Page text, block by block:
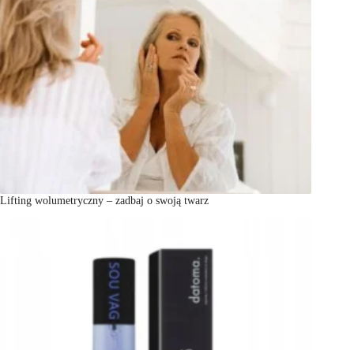
Lifting wolumetryczny – zadbaj o swoją twarz